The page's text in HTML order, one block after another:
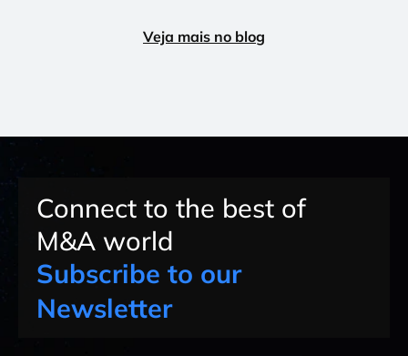
Veja mais no blog
Connect to the best of
M&A world
Subscribe to our
Newsletter